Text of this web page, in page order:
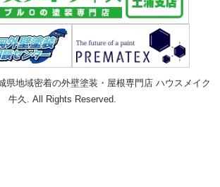
県地域密着の外壁塗装・屋根専門店 ハウスメイク
牛久. All Rights Reserved.